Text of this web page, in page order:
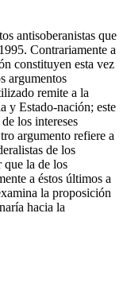
antisoberanistas que
Contrariamente a
constituyen esta vez
argumentos
remite a la
y Estado-nación; este
los intereses
argumento refiere a
de los
que la de los
a éstos últimos a
la proposición
hacia la